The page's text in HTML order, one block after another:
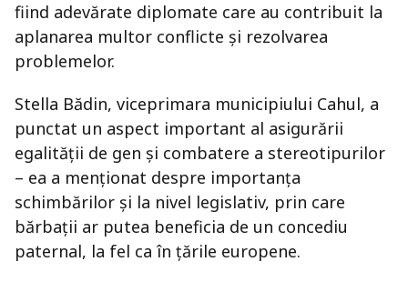
fiind adevărate diplomate care au contribuit la
aplanarea multor conflicte și rezolvarea
problemelor.
Stella Bădin, viceprimara municipiului Cahul, a
punctat un aspect important al asigurării
egalității de gen și combatere a stereotipurilor
– ea a menționat despre importanța
schimbărilor și la nivel legislativ, prin care
bărbații ar putea beneficia de un concediu
paternal, la fel ca în țările europene.